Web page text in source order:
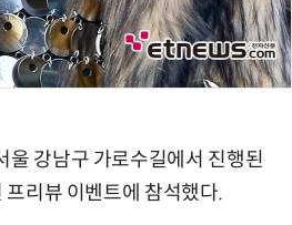
울 강남구 가로수길에서 진행된
리뷰 이벤트에 참석했다.